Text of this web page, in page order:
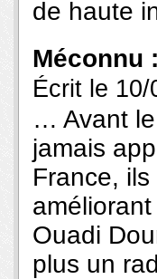
de haute
Méconnu
Écrit le
… Avant
jamais
France,
Ouadi
plus un